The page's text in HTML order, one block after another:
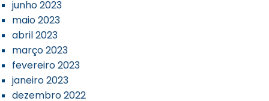
junho 2023
maio 2023
abril 2023
março 2023
fevereiro 2023
janeiro 2023
dezembro 2022